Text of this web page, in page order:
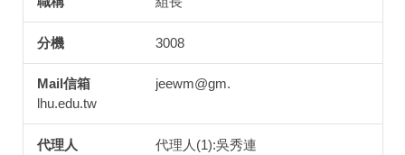
3008
jeewm@gm.
lhu.edu.tw
代理人(1):吳秀連